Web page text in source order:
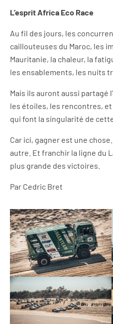
L’esprit Africa Eco Race
Au fil des jours, les
caillouteuses du Maroc, les
Mauritanie, la chaleur, la
les ensablements, les nuits
Mais ils auront aussi partagé
les étoiles, les rencontres,
qui font la singularité de
Car ici, gagner est une
autre. Et franchir la ligne du
plus grande des victoires.
Par Cedric Bret